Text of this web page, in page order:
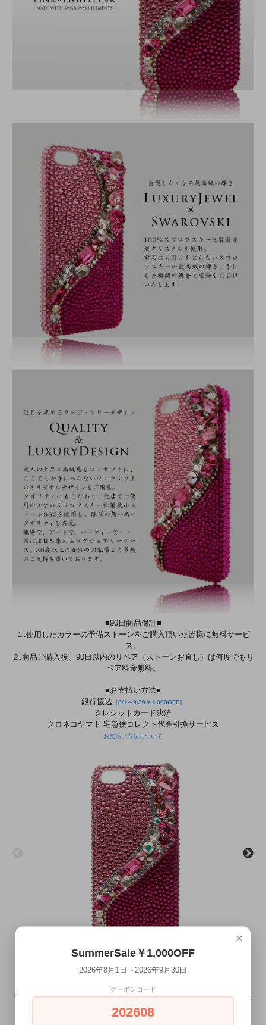
■90日商品保証■
１.使用したカラーの予備ストーンをご購入頂いた皆様に無料サービ
ス。
２.商品ご購入後、90日以内のリペア（ストーンお直し）は何度でもリ
ペア料金無料。
■お支払い方法■
銀行振込 ［8/1～9/30￥1,000OFF］
クレジットカード決済
クロネコヤマト 宅急便コレクト代金引換サービス
お支払い方法について
■Xperia全機種対応■Xperia×スワロフスキー ジュエルモデルラグジュ
アリー ピンク×ライトピンク
×
SummerSale￥1,000OFF
2026年8月1日～2026年9月30日
クーポンコード
202608